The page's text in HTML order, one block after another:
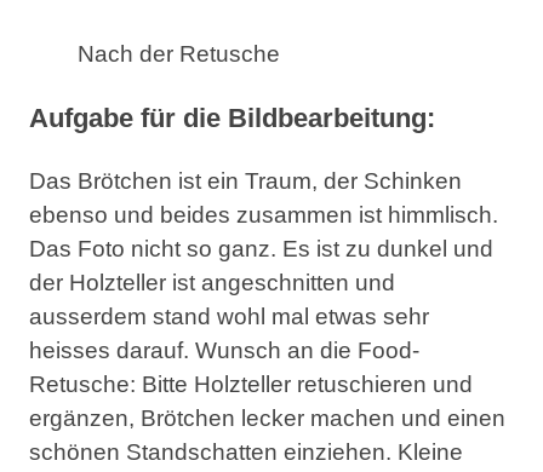
Nach der Retusche
Aufgabe für die Bildbearbeitung:
Das Brötchen ist ein Traum, der Schinken
ebenso und beides zusammen ist himmlisch.
Das Foto nicht so ganz. Es ist zu dunkel und
der Holzteller ist angeschnitten und
ausserdem stand wohl mal etwas sehr
heisses darauf. Wunsch an die Food-
Retusche: Bitte Holzteller retuschieren und
ergänzen, Brötchen lecker machen und einen
schönen Standschatten einziehen. Kleine